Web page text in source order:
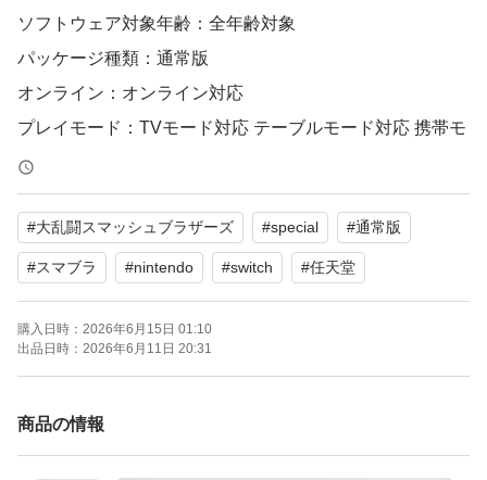
ソフトウェア対象年齢：全年齢対象
パッケージ種類：通常版
オンライン：オンライン対応
プレイモード：TVモード対応 テーブルモード対応 携帯モ
ード対応
amiibo対応：amiibo対応
携帯モードプレイ人数：1.0 人
#大乱闘スマッシュブラザーズ #special #通常版
#スマブラ #nintendo #switch #任天堂
購入日時： 2026年6月15日 01:10
出品日時： 2026年6月11日 20:31
商品の情報